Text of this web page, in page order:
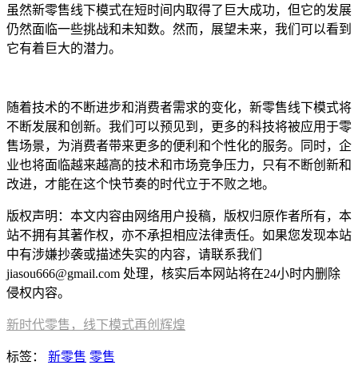
虽然新零售线下模式在短时间内取得了巨大成功，但它的发展
仍然面临一些挑战和未知数。然而，展望未来，我们可以看到
它有着巨大的潜力。
随着技术的不断进步和消费者需求的变化，新零售线下模式将
不断发展和创新。我们可以预见到，更多的科技将被应用于零
售场景，为消费者带来更多的便利和个性化的服务。同时，企
业也将面临越来越高的技术和市场竞争压力，只有不断创新和
改进，才能在这个快节奏的时代立于不败之地。
版权声明：本文内容由网络用户投稿，版权归原作者所有，本
站不拥有其著作权，亦不承担相应法律责任。如果您发现本站
中有涉嫌抄袭或描述失实的内容，请联系我们
jiasou666@gmail.com 处理，核实后本网站将在24小时内删除
侵权内容。
新时代零售，线下模式再创辉煌
标签： 新零售 零售